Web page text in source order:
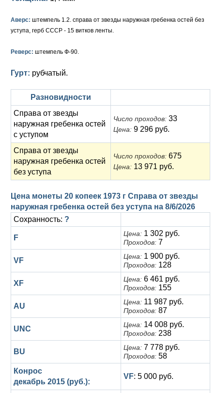
Памятные и донативные
Сибирские монеты
Для Молдавии и Валахии
Серебро
Медь
Анна Иоанновна (1730-1740)
Петр II (1727-1730)
Серебро
Медь
Для Речи Посполитой
Аверс: штемпель 1.2. справа от звезды наружная гребенка остей без
уступа, герб СССР - 15 витков ленты.
Реверс: штемпель Ф-90.
Гурт: рубчатый.
Разновидности
Справа от звезды
наружная гребенка остей
с уступом
Число проходов: 33
Цена: 9 296 руб.
Справа от звезды
наружная гребенка остей
без уступа
Число проходов: 675
Цена: 13 971 руб.
Цена монеты 20 копеек 1973 г Справа от звезды
наружная гребенка остей без уступа на 8/6/2026
Сохранность: ?
F Цена: 1 302 руб.
Проходов: 7
VF Цена: 1 900 руб.
Проходов: 128
XF Цена: 6 461 руб.
Проходов: 155
AU Цена: 11 987 руб.
Проходов: 87
UNC Цена: 14 008 руб.
Проходов: 238
BU Цена: 7 778 руб.
Проходов: 58
Конрос
декабрь 2015 (руб.):
VF: 5 000 руб.